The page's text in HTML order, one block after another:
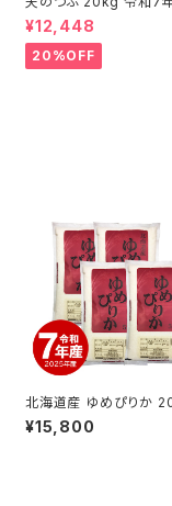
¥12,448
20%OFF
北海道産 ゆめぴりか
令和7年産
¥15,800